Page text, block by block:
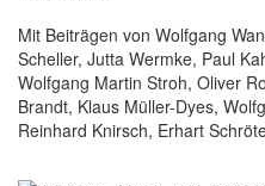
Mit Beiträgen von Wolfgang
Scheller, Jutta Wermke, Paul
Wolfgang Martin Stroh, Oliver
Brandt, Klaus Müller-Dyes,
Reinhard Knirsch, Erhart